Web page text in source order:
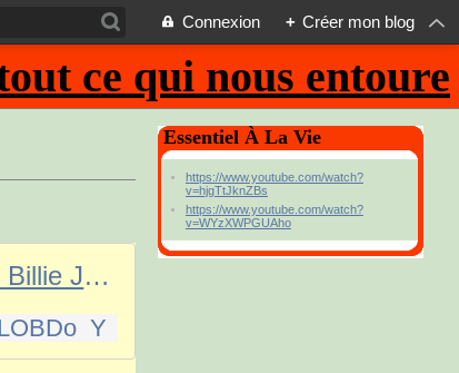
Connexion + Créer mon blog
ce qui nous entoure
Michael Jackson - Billie Jean (Official Video)
Essentiel À La Vie
https://www.youtube.com/watch?
v=hjgTtJknZBs
https://www.youtube.com/watch?
v=WYzXWPGUAho